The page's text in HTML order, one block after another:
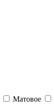
Матовое